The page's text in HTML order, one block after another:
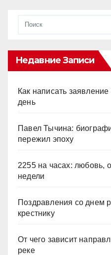
Недавние Записи
Как написать
день
Павел Тычина:
пережил эпоху
2255 на часах: любовь,
недели
Поздравления со днем
крестнику
От чего зависит
реке